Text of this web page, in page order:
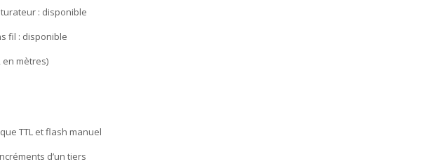
: disponible
fil : disponible
en mètres)
TTL et flash manuel
d’un tiers